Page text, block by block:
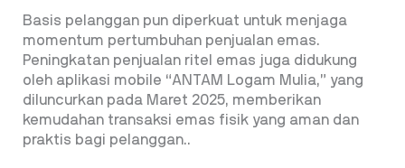
Basis pelanggan pun diperkuat untuk menjaga
momentum pertumbuhan penjualan emas.
Peningkatan penjualan ritel emas juga didukung
oleh aplikasi mobile “ANTAM Logam Mulia,” yang
diluncurkan pada Maret 2025, memberikan
kemudahan transaksi emas fisik yang aman dan
praktis bagi pelanggan..